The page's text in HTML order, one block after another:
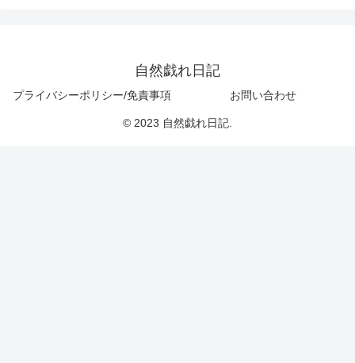
自然戯れ日記
プライバシーポリシー/免責事項 お問い合わせ
© 2023 自然戯れ日記.